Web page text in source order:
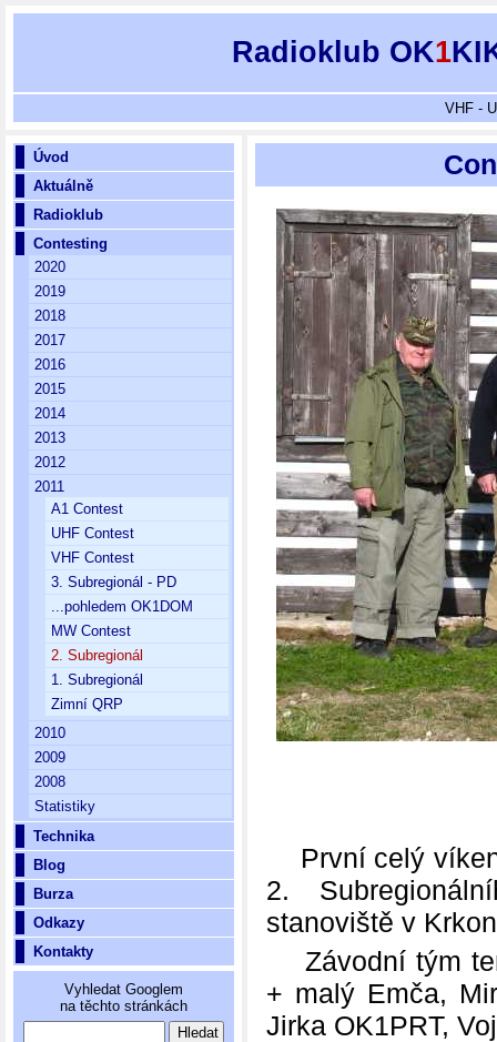
Radioklub OK1
VHF -
Úvod
Aktuálně
Radioklub
Contesting
2020
2019
2018
2017
2016
2015
2014
2013
2012
2011
A1 Contest
UHF Contest
VHF Contest
3. Subregionál - PD
...pohledem OK1DOM
MW Contest
2. Subregionál
1. Subregionál
Zimní QRP
2010
2009
2008
Statistiky
Technika
Blog
Burza
Odkazy
Kontakty
Vyhledat Googlem
na těchto stránkách
První celý
2.
stanoviště v
Závodní tým
+ malý Emča,
Jirka OK1PRT,